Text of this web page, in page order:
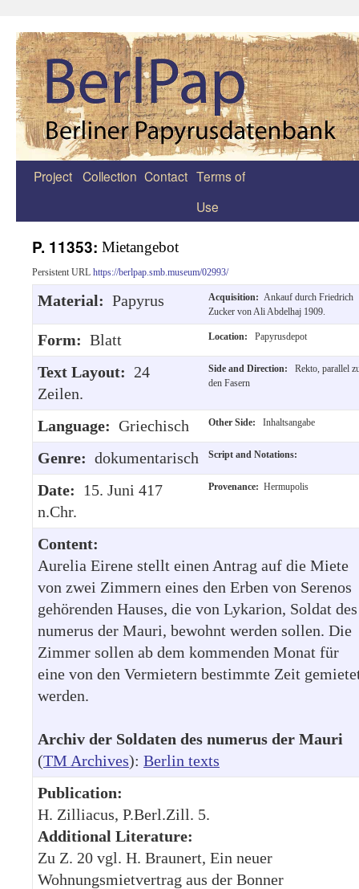
Zum
Project Collection Contact Terms of
Use
P. 11353: Mietangebot
Persistent URL https://berlpap.smb.museum/02993/
Material: Papyrus Acquisition: Ankauf durch Friedrich
Zucker von Ali Abdelhaj 1909.
Form: Blatt Location: Papyrusdepot
Text Layout: 24
Zeilen.
Side and Direction:
Rekto, parallel
den Fasern
Language: Griechisch Other Side: Inhaltsangabe
Genre: dokumentarisch Script and Notations:
Date: 15. Juni 417
n.Chr.
Provenance: Hermupolis
Content:
Aurelia Eirene stellt einen Antrag auf die Miete
von zwei Zimmern eines den Erben von Serenos
gehörenden Hauses, die von Lykarion, Soldat des
numerus der Mauri, bewohnt werden sollen. Die
Zimmer sollen ab dem kommenden Monat für
eine von den Vermietern bestimmte Zeit
werden.
Archiv der Soldaten des numerus der Mauri
(TM Archives): Berlin texts
Publication:
H. Zilliacus, P.Berl.Zill. 5.
Additional Literature:
Zu Z. 20 vgl. H. Braunert, Ein neuer
Wohnungsmietvertrag aus der Bonner